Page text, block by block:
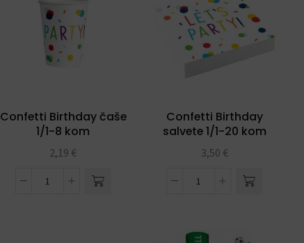
Confetti Birthday čaše
1/1-8 kom
2,19 €
Confetti Birthday
salvete 1/1-20 kom
3,50 €